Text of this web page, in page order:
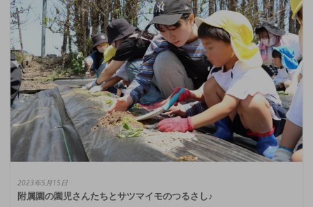
2023年5月15日
附属園の園児さんたちとサツマイモのつるさし♪